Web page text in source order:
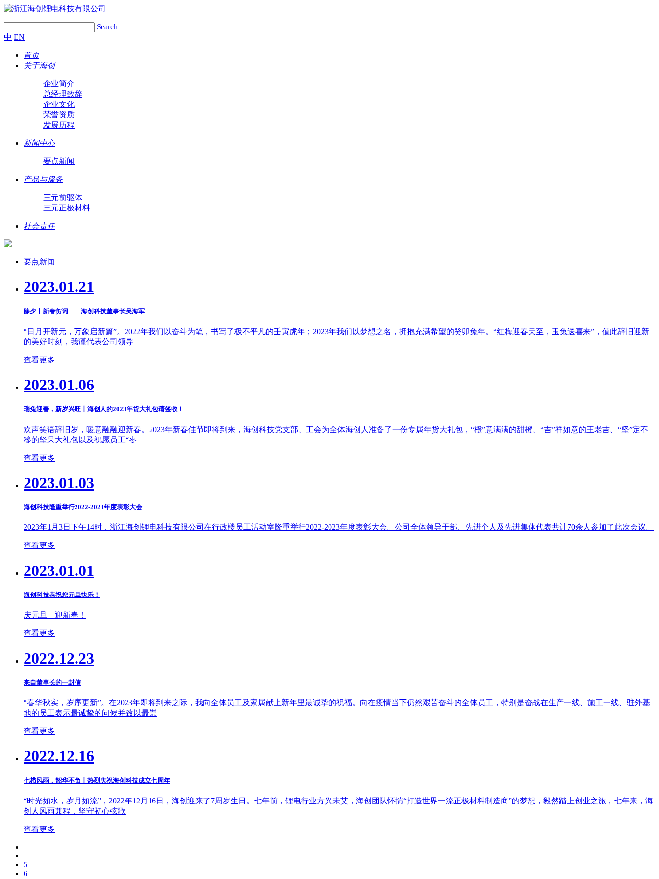
Search
中 EN
首页
关于海创
企业简介
总经理致辞
企业文化
荣誉资质
发展历程
新闻中心
要点新闻
产品与服务
三元前驱体
三元正极材料
社会责任
要点新闻
2023.01.21
除夕丨新春贺词——海创科技董事长吴海军
“日月开新元，万象启新篇”。2022年我们以奋斗为笔，书写了极不平凡的壬寅虎年；2023年我们以梦想之名，拥抱充满希望的癸卯兔年。“红梅迎春天至，玉兔送喜来”，值此辞旧迎新
的美好时刻，我谨代表公司领导
查看更多
2023.01.06
瑞兔迎春，新岁兴旺丨海创人的2023年货大礼包请签收！
欢声笑语辞旧岁，暖意融融迎新春。2023年新春佳节即将到来，海创科技党支部、工会为全体海创人准备了一份专属年货大礼包，“橙”意满满的甜橙、“吉”祥如意的王老吉、“坚”定不
移的坚果大礼包以及祝愿员工“枣
查看更多
2023.01.03
海创科技隆重举行2022-2023年度表彰大会
2023年1月3日下午14时，浙江海创锂电科技有限公司在行政楼员工活动室隆重举行2022-2023年度表彰大会。公司全体领导干部、先进个人及先进集体代表共计70余人参加了此次会议。
查看更多
2023.01.01
海创科技恭祝您元旦快乐！
庆元旦，迎新春！
查看更多
2022.12.23
来自董事长的一封信
“春华秋实，岁序更新”。在2023年即将到来之际，我向全体员工及家属献上新年里最诚挚的祝福。向在疫情当下仍然艰苦奋斗的全体员工，特别是奋战在生产一线、施工一线、驻外基
地的员工表示最诚挚的问候并致以最崇
查看更多
2022.12.16
七栉风雨，韶华不负丨热烈庆祝海创科技成立七周年
“时光如水，岁月如流”，2022年12月16日，海创迎来了7周岁生日。七年前，锂电行业方兴未艾，海创团队怀揣“打造世界一流正极材料制造商”的梦想，毅然踏上创业之旅，七年来，海
创人风雨兼程，坚守初心弦歌
查看更多
5
6